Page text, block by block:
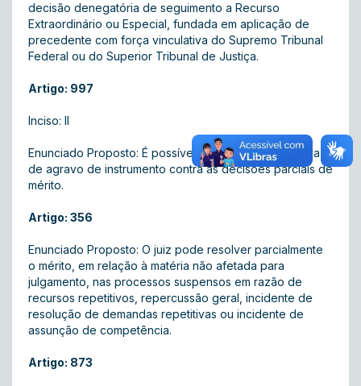
decisão denegatória de seguimento a Recurso
Extraordinário ou Especial, fundada em aplicação de
precedente com força vinculativa do Supremo Tribunal
Federal ou do Superior Tribunal de Justiça.
Artigo: 997
Inciso: II
Enunciado Proposto: É possível a interposição adesiva
de agravo de instrumento contra as decisões parciais de
mérito.
Artigo: 356
Enunciado Proposto: O juiz pode resolver parcialmente
o mérito, em relação à matéria não afetada para
julgamento, nas processos suspensos em razão de
recursos repetitivos, repercussão geral, incidente de
resolução de demandas repetitivas ou incidente de
assunção de competência.
Artigo: 873